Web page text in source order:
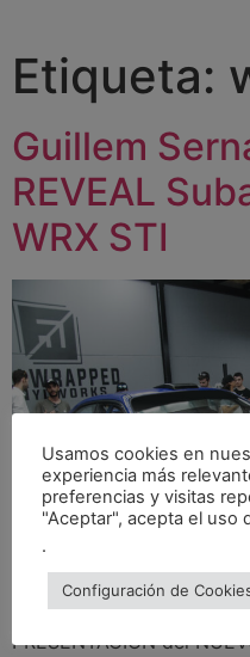
Etiqueta:
Guillem
REVEAL
WRX STI
PRESENTACIÓN del
Usamos cookies en
experiencia más
preferencias y visitas
"Aceptar", acepta el uso
.
Configuración de